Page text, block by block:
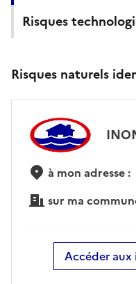
Risques
Risques naturels
à mon adresse :
sur ma
Accéder